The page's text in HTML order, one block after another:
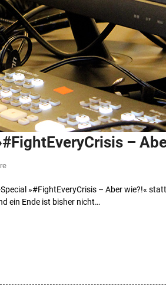
–
»#FightEveryCrisis – Aber wie?!«
ein Ende ist bisher nicht…